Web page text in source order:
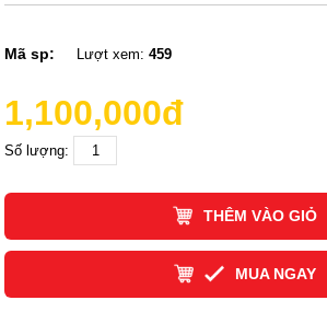
Mã sp: Lượt xem:459
1,100,000đ
Số lượng:
THÊM VÀO GIỎ
MUA NGAY